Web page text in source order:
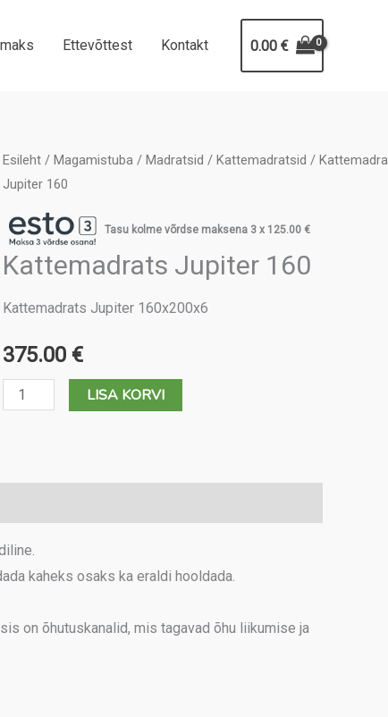
Ettevõttest Kontakt 0.00 €
Esileht/ Magamistuba/ Madratsid / Kattemadratsid /
Jupiter 160
Tasu kolme võrdse maksena 3 x 125.00 €
Kattemadrats Jupiter 160
Kattemadrats Jupiter 160x200x6
375.00 €
Kattemadrats
LISA KORVI
kaheks osaks ka eraldi hooldada.
on õhutuskanalid, mis tagavad õhu liikumise ja